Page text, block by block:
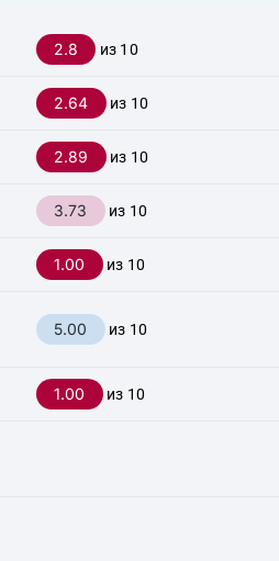
2.8 из 10
2.64 из 10
2.89 из 10
3.73 из 10
1.00 из 10
5.00 из 10
1.00 из 10